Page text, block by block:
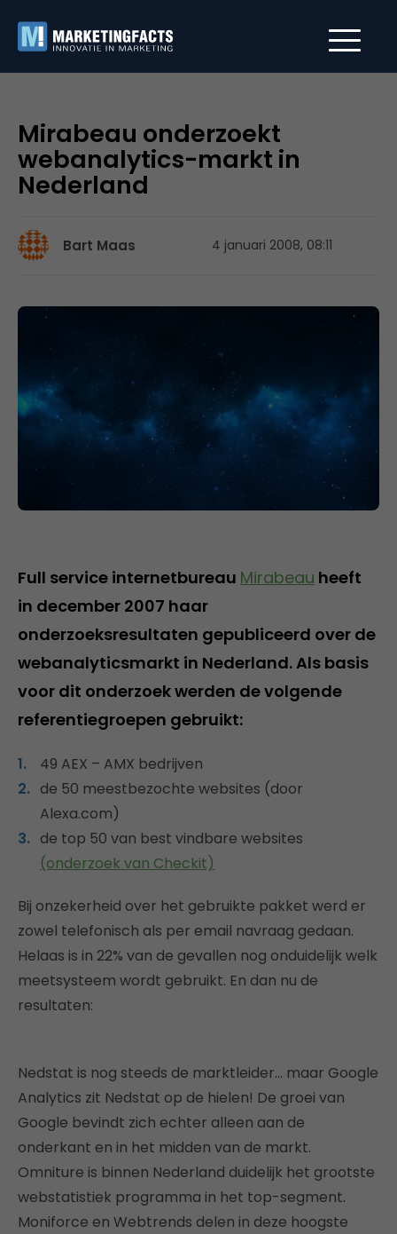
Mirabeau onderzoekt
webanalytics-markt in
Nederland
Bart Maas 4 januari 2008, 08:11
Full service internetbureau Mirabeau heeft
in december 2007 haar
onderzoeksresultaten gepubliceerd over de
webanalyticsmarkt in Nederland. Als basis
voor dit onderzoek werden de volgende
referentiegroepen gebruikt:
49 AEX – AMX bedrijven
de 50 meestbezochte websites (door
Alexa.com)
de top 50 van best vindbare websites
(onderzoek van Checkit)
Bij onzekerheid over het gebruikte pakket werd er
zowel telefonisch als per email navraag gedaan.
Helaas is in 22% van de gevallen nog onduidelijk welk
meetsysteem wordt gebruikt. En dan nu de
resultaten:
Nedstat is nog steeds de marktleider… maar Google
Analytics zit Nedstat op de hielen! De groei van
Google bevindt zich echter alleen aan de
onderkant en in het midden van de markt.
Omniture is binnen Nederland duidelijk het grootste
webstatistiek programma in het top-segment.
Moniforce en Webtrends delen in deze hoogste